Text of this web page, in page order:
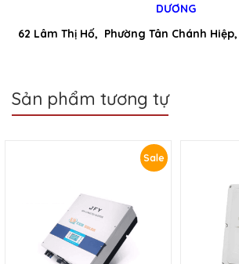
DƯƠNG
62 Lâm Thị Hố, Phường Tân Chánh Hiệp,
Sản phẩm tương tự
Sale